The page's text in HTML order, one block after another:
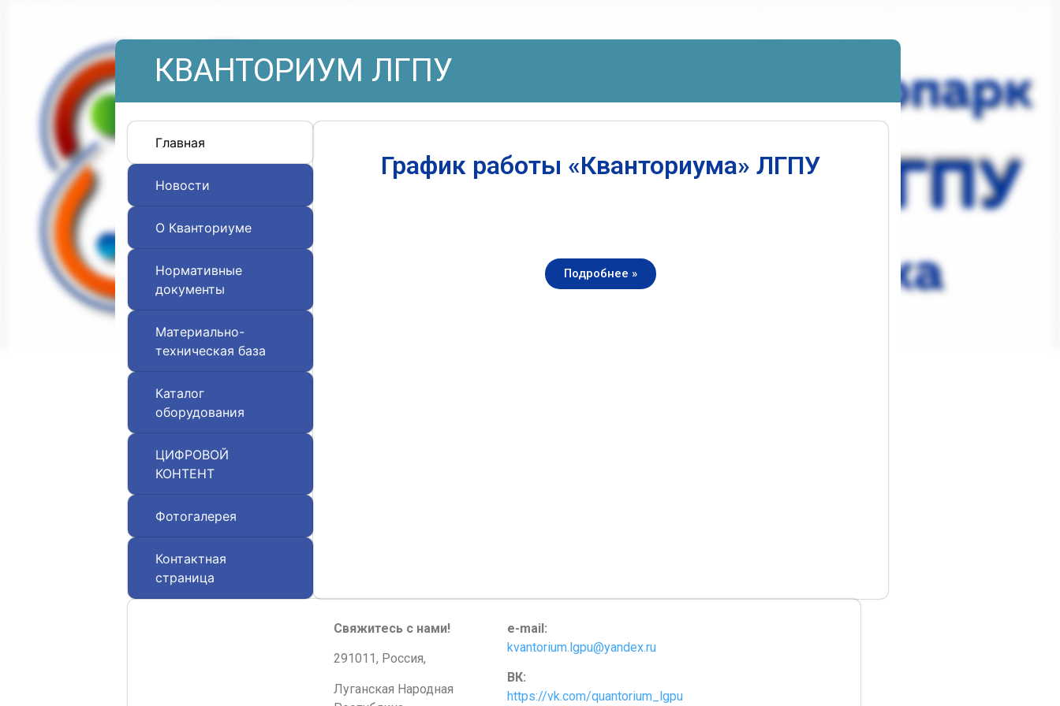
КВАНТОРИУМ ЛГПУ
Главная
Новости
О Кванториуме
Нормативные
документы
Материально-
техническая база
Каталог
оборудования
ЦИФРОВОЙ
КОНТЕНТ
Фотогалерея
Контактная
страница
График работы «Кванториума» ЛГПУ
Подробнее »
Свяжитесь с нами!
291011, Россия,
Луганская Народная
e-mail:
kvantorium.lgpu@yandex.ru
ВК:
https://vk.com/quantorium_lgpu